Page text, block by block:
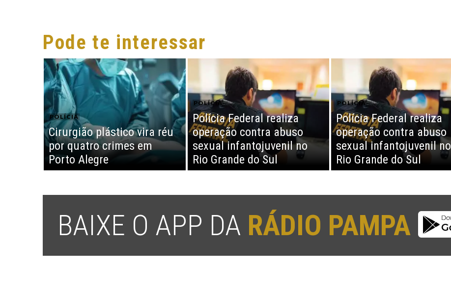
Pode te interessar
POLÍCIA
Cirurgião plástico vira réu
por quatro crimes em
Porto Alegre
POLÍCIA
Polícia Federal realiza
operação contra abuso
sexual infantojuvenil no
Rio Grande do Sul
POLÍCIA
Polícia Federal realiza
operação contra abuso
sexual infantojuvenil no
Rio Grande do Sul
BAIXE O APP DA RÁDIO PAMPA